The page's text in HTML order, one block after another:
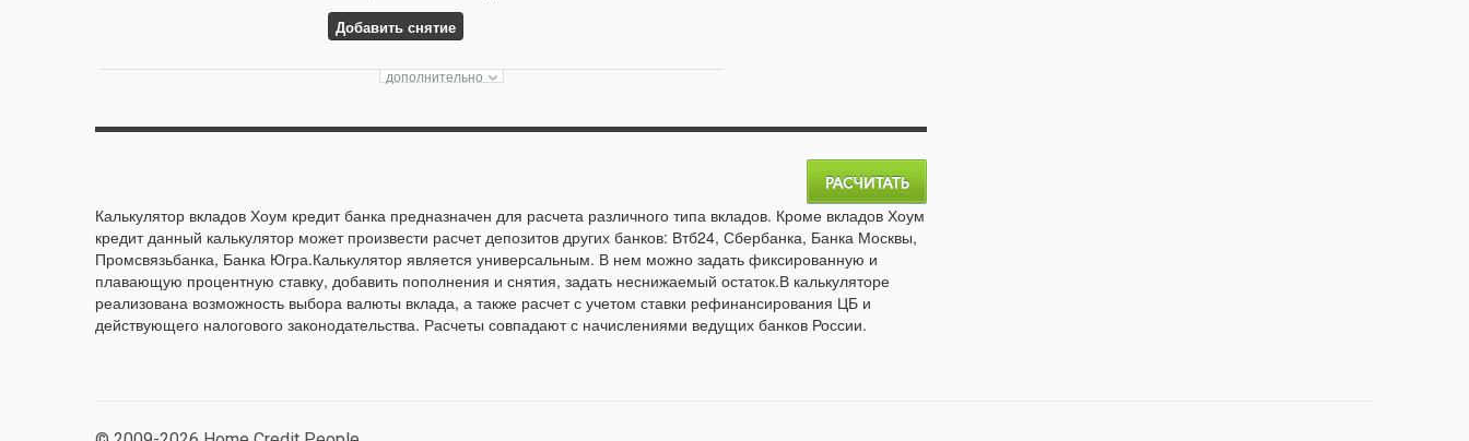
Добавить снятие
Калькулятор вкладов Хоум кредит банка предназначен для расчета различного типа вкладов. Кроме вкладов Хоум
кредит данный калькулятор может произвести расчет депозитов других банков: Втб24, Сбербанка, Банка Москвы,
Промсвязьбанка, Банка Югра.Калькулятор является универсальным. В нем можно задать фиксированную и
плавающую процентную ставку, добавить пополнения и снятия, задать неснижаемый остаток.В калькуляторе
реализована возможность выбора валюты вклада, а также расчет с учетом ставки рефинансирования ЦБ и
действующего налогового законодательства. Расчеты совпадают с начислениями ведущих банков России.